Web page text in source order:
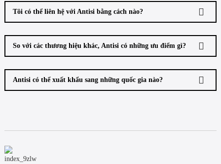
Tôi có thể liên hệ với Antisi bằng cách nào?
So với các thương hiệu khác, Antisi có những ưu điểm gì?
Antisi có thể xuất khẩu sang những quốc gia nào?